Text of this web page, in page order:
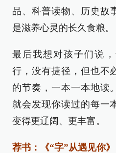
品、科普读物、历史
是滋养心灵的长久食粮。
最后我想对孩子们说
行，没有捷径，但也不
的节奏，一本一本地读
就会发现你读过的每一
变得更辽阔、更丰富。
荐书：《“字”从遇见你》